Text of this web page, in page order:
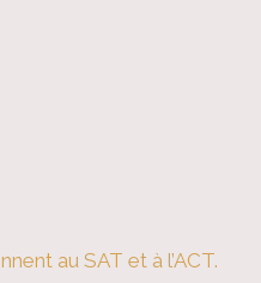
au SAT et à l’ACT.